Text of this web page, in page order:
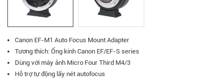
Canon EF-M1 Auto Focus Mount Adapter
Tương thích: Ống kính Canon EF/EF-S series
Dùng với máy ảnh Micro Four Third M4/3
Hỗ trợ tự động lấy nét autofocus